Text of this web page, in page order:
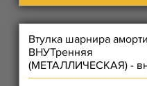
Втулка шарнира
ВНУТренняя
(МЕТАЛЛИЧЕСКАЯ) -
БАБОЧКИ